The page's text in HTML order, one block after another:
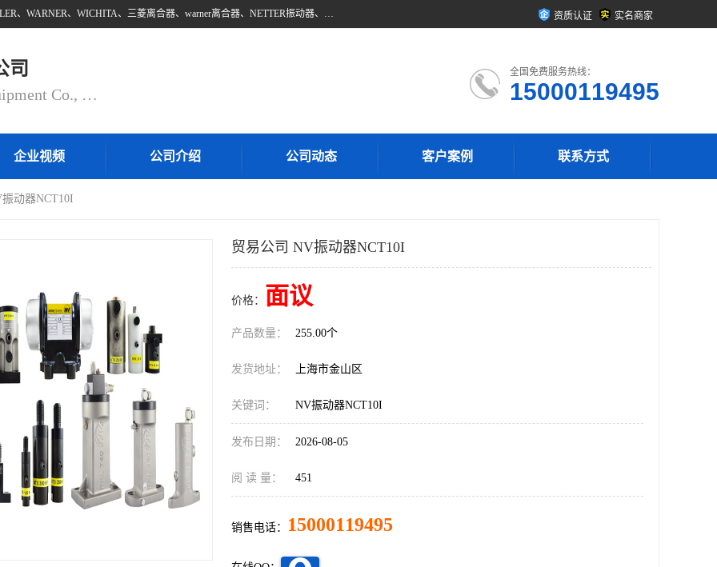
上海邵欧自动化设备有限公司批量供应：INTORQ、NETTER、WAMPFLER、WARNER、WICHITA、三菱离合器、warner离合器、NETTER振动器、WAMPFLER滑触线。上海邵欧自动化设备有限公司提供创新技术与产品解决方案，让客户享有高性价比，优质的产品和服务，我们坚持以持续技术和服务创新为客户不断创造价值。欢迎来电咨询！ 资质认证 实名商家
司
Shanghai Shaoou Automation Equipment Co., Ltd
全国免费服务热线：
15000119495
企业视频 公司介绍 公司动态 客户案例 联系方式
动器NCT10I
贸易公司 NV振动器NCT10I
价格： 面议
产品数量： 255.00个
发货地址： 上海市金山区
关键词： NV振动器NCT10I
发布日期： 2026-08-05
阅 读 量： 451
销售电话： 15000119495